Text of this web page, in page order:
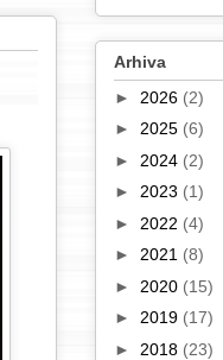
Arhiva
► 2026 (2)
► 2025 (6)
► 2024 (2)
► 2023 (1)
► 2022 (4)
► 2021 (8)
► 2020 (15)
► 2019 (17)
► 2018 (23)